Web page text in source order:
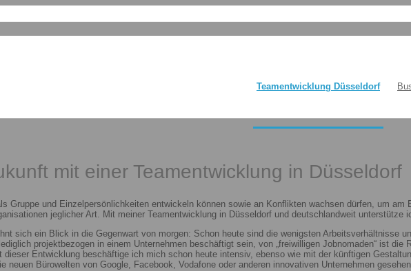
Teamentwicklung Düsseldorf
mit einer Teamentwicklung in Düsseldorf
Gruppe und Einzelpersönlichkeiten entwickeln können sowie an Konflikten wachsen dürfen, um
jeglicher Art. Mit meiner Teamentwicklung in Düsseldorf und deutschlandweit unterstütze
sich ein Blick in die Gegenwart von morgen: Schon heute sind die wenigsten Arbeitsverhältnisse
projektbezogen in einem Unternehmen beschäftigt sein, von „freiwilligen Jobnomaden“ ist
dieser Entwicklung beschäftige ich mich schon heute intensiv, ebenso wie mit der künftigen
neuen Bürowelten von Google, Facebook, Vodafone oder anderen innovativen Unternehmen